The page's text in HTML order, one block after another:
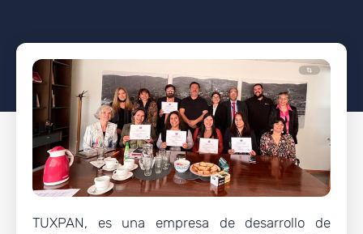
TUXPAN, es una empresa de desarrollo de